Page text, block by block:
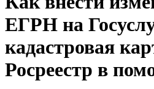
ЕГРН на
кадастровая
Росреестр в